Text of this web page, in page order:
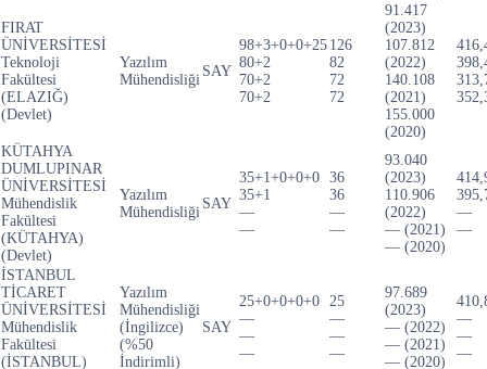
FIRAT
ÜNİVERSİTESİ
Teknoloji
Fakültesi
(ELAZIĞ)
(Devlet)
Yazılım
Mühendisliği
SAY
98+3+0+0+25
80+2
70+2
70+2
126
82
72
72
91.417
(2023)
107.812
(2022)
140.108
(2021)
155.000
(2020)
KÜTAHYA
DUMLUPINAR
ÜNİVERSİTESİ
Mühendislik
Fakültesi
(KÜTAHYA)
(Devlet)
Yazılım
Mühendisliği
SAY
35+1+0+0+0
35+1
—
—
36
36
—
—
93.040
(2023)
110.906
(2022)
— (2021)
— (2020)
—
—
İSTANBUL
TİCARET
ÜNİVERSİTESİ
Mühendislik
Fakültesi
(İSTANBUL)
Yazılım
Mühendisliği
(İngilizce)
(%50
İndirimli)
SAY
25+0+0+0+0
—
—
—
25
—
—
—
97.689
(2023)
— (2022)
— (2021)
— (2020)
—
—
—